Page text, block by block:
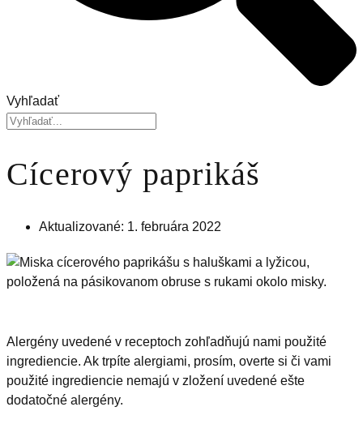
Vyhľadať
Cícerový paprikáš
Aktualizované: 1. februára 2022
Alergény uvedené v receptoch zohľadňujú nami použité
ingrediencie. Ak trpíte alergiami, prosím, overte si či vami
použité ingrediencie nemajú v zložení uvedené ešte
dodatočné alergény.